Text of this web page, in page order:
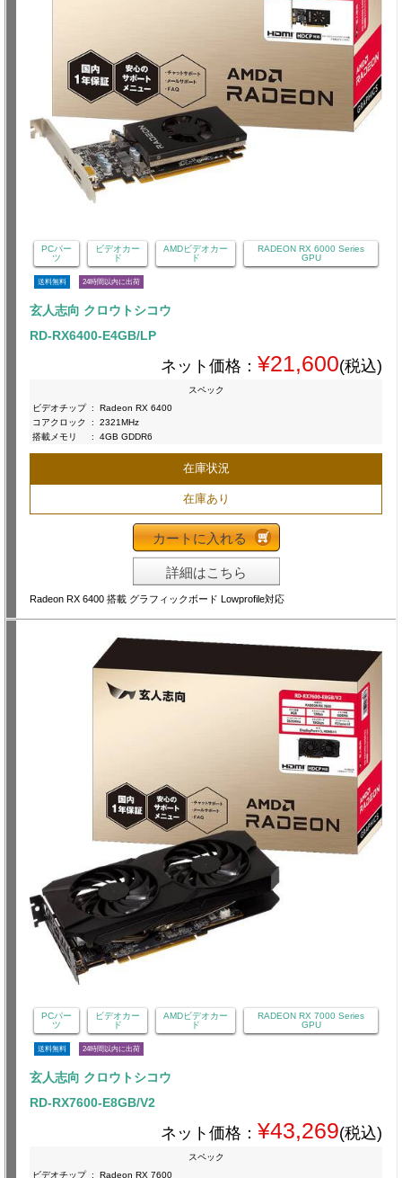
PCパー
ツ
ビデオカー
ド
AMDビデオカー
ド
RADEON RX 6000 Series
GPU
送料無料 24時間以内に出荷
玄人志向 クロウトシコウ
RD-RX6400-E4GB/LP
ネット価格： ¥21,600(税込)
スペック
ビデオチップ :
Radeon RX 6400
コアクロック
:
2321MHz
搭載メモリ
: 4GB GDDR6
在庫状況
在庫あり
カートに入れる
詳細はこちら
Radeon RX 6400 搭載 グラフィックボード Lowprofile対応
PCパー
ツ
ビデオカー
ド
AMDビデオカー
ド
RADEON RX 7000 Series
GPU
送料無料 24時間以内に出荷
玄人志向 クロウトシコウ
RD-RX7600-E8GB/V2
ネット価格： ¥43,269(税込)
スペック
ビデオチップ : Radeon RX 7600